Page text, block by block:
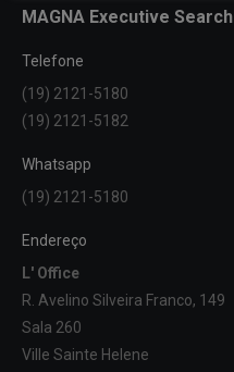
MAGNA Executive Search
Telefone
(19) 2121-5180
(19) 2121-5182
Whatsapp
(19) 2121-5180
Endereço
L' Office
R. Avelino Silveira Franco, 149
Sala 260
Ville Sainte Helene